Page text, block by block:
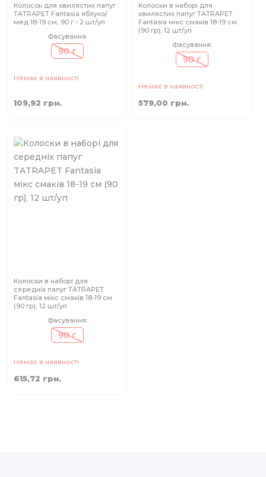
Колосок для хвилястих папуг
TATRAPET Fantasia яблуко/
мед 18-19 см, 90 г - 2 шт/уп
Фасування:
90 г
Немає в наявності
109,92 грн.
Колоски в наборі для
хвилястих папуг TATRAPET
Fantasia мікс смаків 18-19 см
(90 гр), 12 шт/уп
Фасування:
90 г
Немає в наявності
579,00 грн.
Колоски в наборі для
середніх папуг TATRAPET
Fantasia мікс смаків 18-19 см
(90 гр), 12 шт/уп
Фасування:
90 г
Немає в наявності
615,72 грн.